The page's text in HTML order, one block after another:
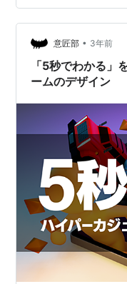
けるデザイナーの携
す。 そもそもハイ
は、同チームの越後
い。
意匠部 • 3年前
「5秒でわかる」
ームのデザイン